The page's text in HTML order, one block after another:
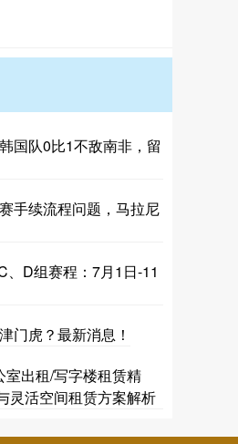
国队0比1不敌南非，留
手续流程问题，马拉尼
D组赛程：7月1日-11
门虎？最新消息！
出租/写字楼租赁精
灵活空间租赁方案解析